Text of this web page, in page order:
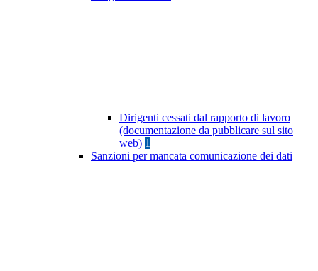
Dirigenti cessati dal rapporto di lavoro
(documentazione da pubblicare sul sito
web) 1
Sanzioni per mancata comunicazione dei dati